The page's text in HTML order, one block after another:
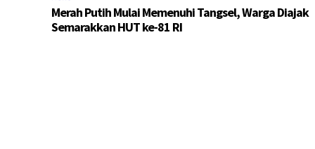
Merah Putih Mulai Memenuhi Tangsel, Warga Diajak
Semarakkan HUT ke-81 RI